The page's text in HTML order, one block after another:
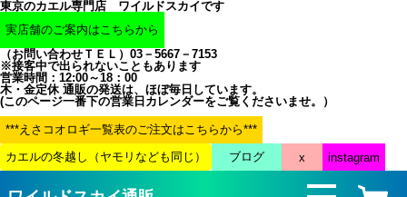
東京のカエル専門店 ワイルドスカイです
（お問い合わせＴＥＬ）03－5667－7153
※接客中で出られないこともあります
営業時間：12:00～18：00
木・金定休 通販の発送は、ほぼ毎日しています。
(このページ一番下の営業日カレンダーをご覧くださいませ。）